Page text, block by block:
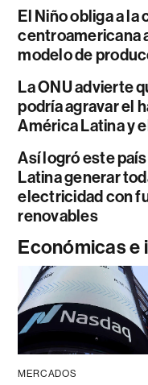
El Niño obliga a
centroamericana
modelo de
La ONU advierte
podría agravar el
América Latina y
Así logró este
Latina generar
electricidad con
renovables
Económicas e
MERCADOS